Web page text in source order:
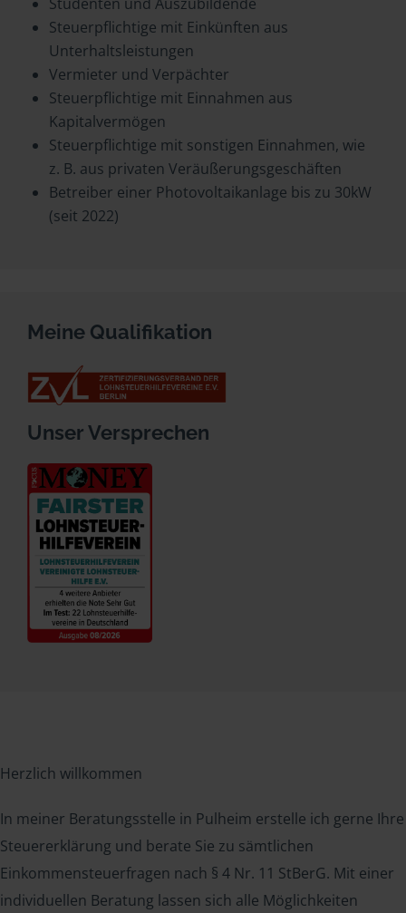
Steuerpflichtige mit Einkünften aus
Unterhaltsleistungen
Vermieter und Verpächter
Steuerpflichtige mit Einnahmen aus
Kapitalvermögen
Steuerpflichtige mit sonstigen Einnahmen, wie
z. B. aus privaten Veräußerungsgeschäften
Betreiber einer Photovoltaikanlage bis zu 30kW
(seit 2022)
Meine Qualifikation
Unser Versprechen
Herzlich willkommen
In meiner Beratungsstelle in Pulheim erstelle ich gerne Ihre
Steuererklärung und berate Sie zu sämtlichen
Einkommensteuerfragen nach § 4 Nr. 11 StBerG. Mit einer
individuellen Beratung lassen sich alle Möglichkeiten